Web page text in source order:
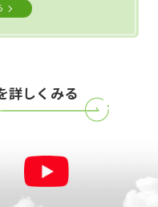
詳しくみる